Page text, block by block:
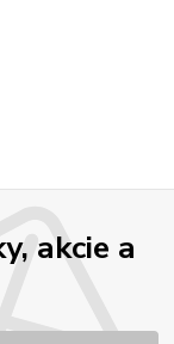
akcie a